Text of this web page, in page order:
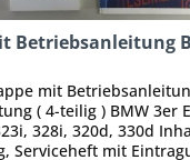
Betriebsanleitung
mit
( 4-teilig ) BMW 3er
328i, 320d, 330d
Serviceheft mit